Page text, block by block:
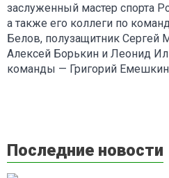
заслуженный мастер спорта
а также его коллеги по
Белов, полузащитник Сергей
Алексей Борькин и Леонид
команды — Григорий
Последние новости